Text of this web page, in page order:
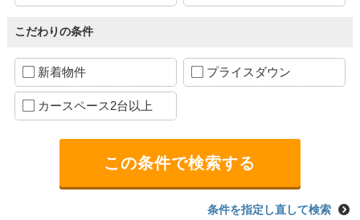
こだわりの条件
新着物件 プライスダウン
カースペース2台以上
条件を指定し直して検索